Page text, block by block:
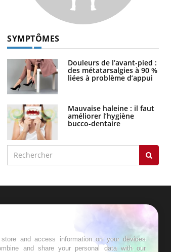
Cytomégalovirus : ce qui change
dans la prise en charge des femmes
enceintes
SYMPTÔMES
Douleurs de l’avant-pied :
des métatarsalgies à 90 %
liées à problème d’appui
Mauvaise haleine : il faut
améliorer l’hygiène
bucco-dentaire
meilleures
and access information on your devices
and share your personal data with our